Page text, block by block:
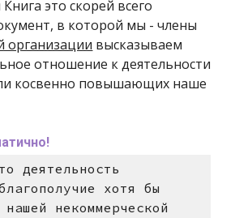
это скорей всего
в которой мы - члены
организации высказываем
отношение к деятельности
косвенно повышающих наше
деятельность
хотя бы
некоммерческой